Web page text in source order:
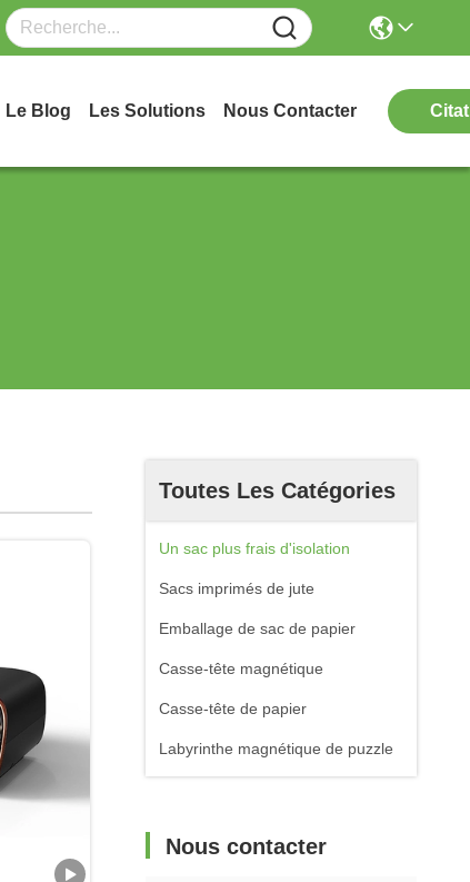
Le Blog Les Solutions Nous Contacter
Toutes Les Catégories
Un sac plus frais d'isolation
Sacs imprimés de jute
Emballage de sac de papier
Casse-tête magnétique
Casse-tête de papier
Labyrinthe magnétique de puzzle
Nous contacter